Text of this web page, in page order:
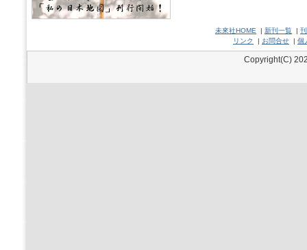
未來社HOME | 新刊一覧 |
リンク
| お問合せ | 個
Copyright(C)